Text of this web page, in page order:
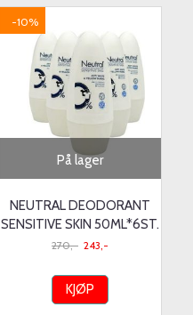
På lager
-10%
NEUTRAL DEODORANT
SENSITIVE SKIN 50ML*6ST.
270,- 243,-
KJØP